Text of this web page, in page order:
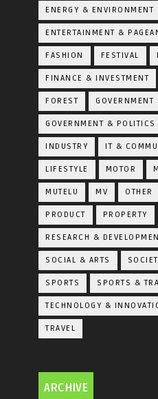
ENERGY & ENVIRONMENT
ENTERTAINMENT &
FASHION FESTIVAL
FINANCE & INVESTMENT
FOREST GOVERNMENT
GOVERNMENT & POLITICS
INDUSTRY IT &
LIFESTYLE MOTOR
MUTELU MV OTHER
PRODUCT PROPERTY
RESEARCH &
SOCIAL & ARTS
SPORTS SPORTS &
TECHNOLOGY &
TRAVEL
ARCHIVE